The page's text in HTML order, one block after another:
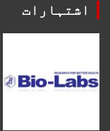
اشتہارات